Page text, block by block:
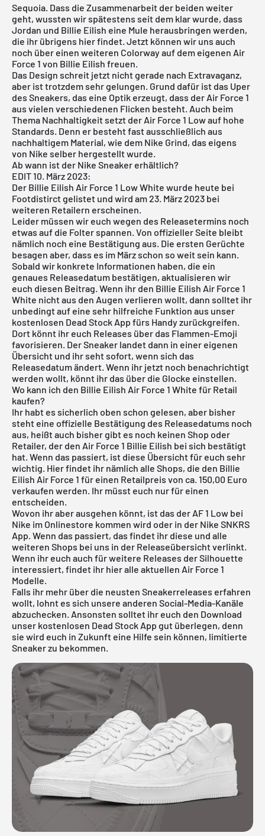
Sequoia. Dass die Zusammenarbeit der beiden weiter
geht, wussten wir spätestens seit dem klar wurde, dass
Jordan und Billie Eilish eine Mule herausbringen werden,
die ihr übrigens hierfindet. Jetzt können wir uns auch
noch über einen weiteren Colorway auf dem eigenen Air
Force 1 von Billie Eilish freuen.
Das Design schreit jetzt nicht gerade nach Extravaganz,
aber ist trotzdem sehr gelungen. Grund dafür ist das Uper
des Sneakers, das eine Optik erzeugt, dass der Air Force 1
aus vielen verschiedenen Flicken besteht. Auch beim
Thema Nachhaltigkeit setzt der Air Force 1 Low auf hohe
Standards. Denn er besteht fast ausschließlich aus
nachhaltigem Material, wie dem Nike Grind, das eigens
von Nike selber hergestellt wurde.
Ab wann ist der Nike Sneaker erhältlich?
EDIT 10. März 2023:
Der Billie Eilish Air Force 1 Low White wurde heute bei
Footdistirct gelistet und wird am 23. März 2023 bei
weiteren Retailern erscheinen.
Leider müssen wir euch wegen des Releasetermins noch
etwas auf die Folter spannen. Von offizieller Seite bleibt
nämlich noch eine Bestätigung aus. Die ersten Gerüchte
besagen aber, dass es im März schon so weit sein kann.
Sobald wir konkrete Informationen haben, die ein
genaues Releasedatum bestätigen, aktualisieren wir
euch diesen Beitrag. Wenn ihr den Billie Eilish Air Force 1
White nicht aus den Augen verlieren wollt, dann solltet ihr
unbedingt auf eine sehr hilfreiche Funktion aus unser
kostenlosen Dead Stock App fürs Handy zurückgreifen.
Dort könnt ihr euch Releases über das Flammen-Emoji
favorisieren. Der Sneaker landet dann in einer eigenen
Übersicht und ihr seht sofort, wenn sich das
Releasedatum ändert. Wenn ihr jetzt noch benachrichtigt
werden wollt, könnt ihr das über die Glocke einstellen.
Wo kann ich den Billie Eilish Air Force 1 White für Retail
kaufen?
Ihr habt es sicherlich oben schon gelesen, aber bisher
steht eine offizielle Bestätigung des Releasedatums noch
aus, heißt auch bisher gibt es noch keinen Shop oder
Retailer, der den Air Force 1 Billie Eilish bei sich bestätigt
hat. Wenn das passiert, ist diese Übersicht für euch sehr
wichtig. Hier findet ihr nämlich alle Shops, die den Billie
Eilish Air Force 1 für einen Retailpreis von ca. 150,00 Euro
verkaufen werden. Ihr müsst euch nur für einen
entscheiden.
Wovon ihr aber ausgehen könnt, ist das der AF 1 Low bei
Nike im Onlinestore kommen wird oder in der Nike SNKRS
App. Wenn das passiert, das findet ihr diese und alle
weiteren Shops bei uns in der Releaseübersicht verlinkt.
Wenn ihr euch auch für weitere Releases der Silhouette
interessiert, findet ihr hieralle aktuellen Air Force 1
Modelle.
Falls ihr mehr über die neusten Sneakerreleases erfahren
wollt, lohnt es sich unsere anderen Social-Media-Kanäle
abzuchecken. Ansonsten solltet ihr euch den Download
unser kostenlosen Dead Stock App gut überlegen, denn
sie wird euch in Zukunft eine Hilfe sein können, limitierte
Sneaker zu bekommen.